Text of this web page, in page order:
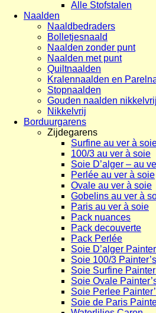
Alle Stofstalen
Naalden
Naaldbedraders
Bolletjesnaald
Naalden zonder punt
Naalden met punt
Quiltnaalden
Kralennaalden en
Stopnaalden
Gouden naalden nikkelvrij
Nikkelvrij
Borduurgarens
Zijdegarens
Surfine au ver à
100/3 au ver à soie
Soie D’alger – au
Perlée au ver à soie
Ovale au ver à soie
Gobelins au ver à
Paris au ver à soie
Pack nuances
Pack decouverte
Pack Perlée
Soie D’alger
Soie 100/3
Soie Surfine
Soie Ovale
Soie Perlee
Soie de Paris